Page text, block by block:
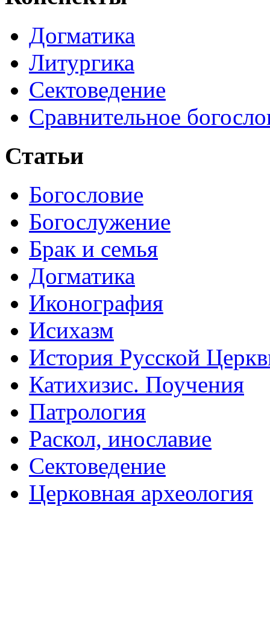
Догматика
Литургика
Сектоведение
Сравнительное
Статьи
Богословие
Богослужение
Брак и семья
Догматика
Иконография
Исихазм
История Русской
Катихизис. Поучения
Патрология
Раскол, инославие
Сектоведение
Церковная археология